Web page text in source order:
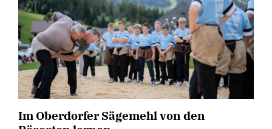
Im Oberdorfer Sägemehl von den